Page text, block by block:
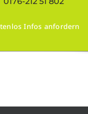
Infos anfordern